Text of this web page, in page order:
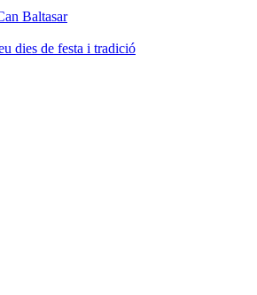
Baltasar
dies de festa i tradició